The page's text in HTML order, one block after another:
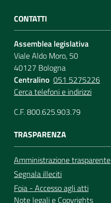
CONTATTI
Assemblea legislativa
Viale Aldo Moro, 50
40127 Bologna
Centralino 051 5275226
Cerca telefoni e indirizzi
C.F. 800.625.903.79
TRASPARENZA
Amministrazione trasparente
Segnala illeciti
Foia - Accesso agli atti
Note legalie Copyrights